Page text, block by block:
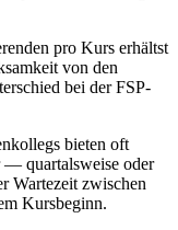
pro Kurs erhältst
von den
bei der FSP-
bieten oft
— quartalsweise oder
Wartezeit zwischen
Kursbeginn.